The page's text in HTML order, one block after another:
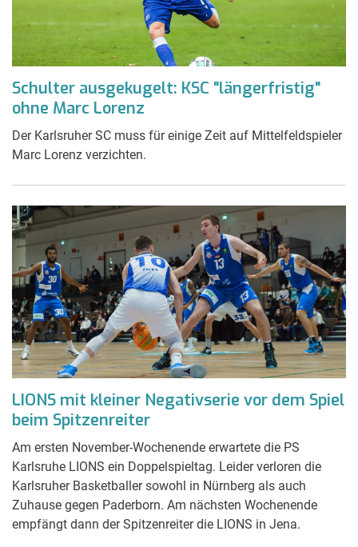
Schulter ausgekugelt: KSC "längerfristig"
ohne Marc Lorenz
Der Karlsruher SC muss für einige Zeit auf Mittelfeldspieler
Marc Lorenz verzichten.
LIONS mit kleiner Negativserie vor dem Spiel
beim Spitzenreiter
Am ersten November-Wochenende erwartete die PS
Karlsruhe LIONS ein Doppelspieltag. Leider verloren die
Karlsruher Basketballer sowohl in Nürnberg als auch
Zuhause gegen Paderborn. Am nächsten Wochenende
empfängt dann der Spitzenreiter die LIONS in Jena.